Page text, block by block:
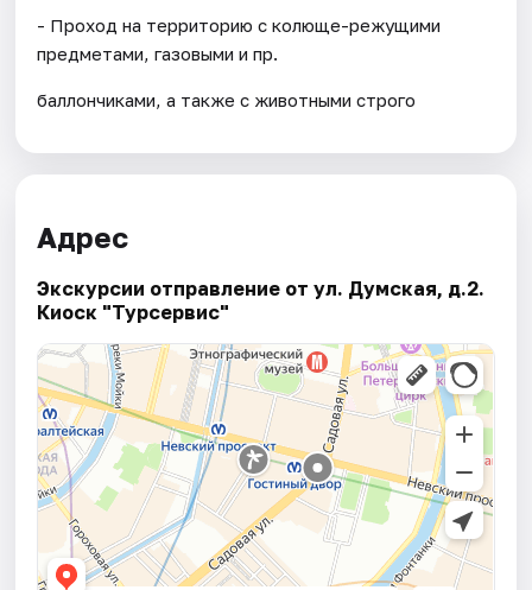
- Проход на территорию с колюще-режущими
предметами, газовыми и пр.
баллончиками, а также с животными строго
Адрес
Экскурсии отправление от ул. Думская, д.2.
Киоск "Турсервис"